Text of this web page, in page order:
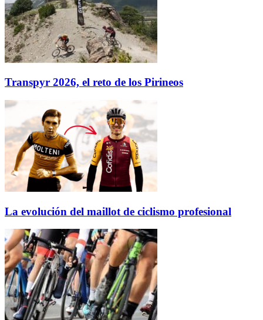
Transpyr 2026, el reto de los Pirineos
La evolución del maillot de ciclismo profesional